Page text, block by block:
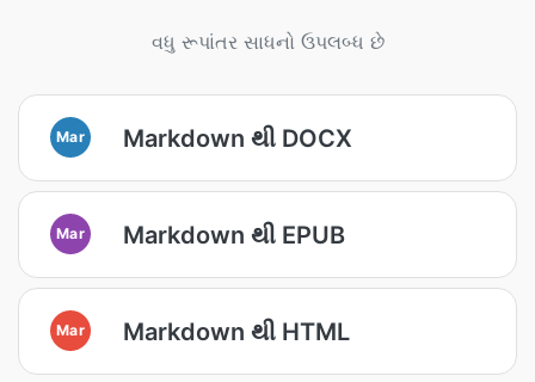
વધુ રૂપાંતર સાધનો ઉપલબ્ધ છે
Mar Markdown થી DOCX
Mar Markdown થી EPUB
Mar Markdown થી HTML